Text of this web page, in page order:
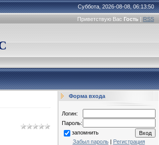
Суббота, 2026-08-08, 06:13:50
Приветствую Вас Гость | RSS
Форма входа
Логин:
Пароль:
запомнить
Забыл пароль| Регистрация